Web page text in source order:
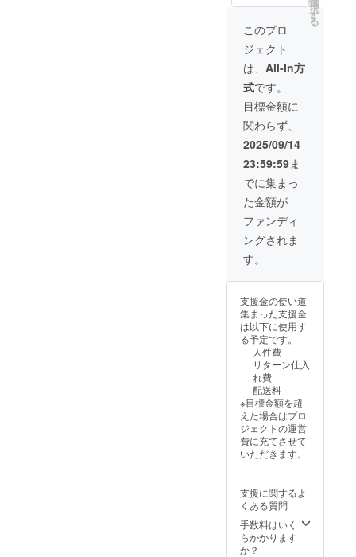
す。
公式サイ
ト：
https://aonci
a.jp/
E-mail：
help@aoncia
.jp
・
LumaFl
ow 本体
x1 ・リ
モコン
x1 ・リ
モコン
ホル
ダーx1
・日本
語取扱
い説明
書x1 ※9
月下旬
に配送
完了予
定で
す。 ※
ターン
税・送
料込み
の金額
です。
※本製品
は、
マーク
を含む
各種法
定表示
を適切
に表示
してお
TELEC
認証も
取得済
みで
モコン
x1 ・リ
モコン
ホル
ダーx1
・日本
語取扱
い説明
書x1 ※9
月中旬
に配送
完了予
定で
す。 ※
本製品
のリ
ターン
価格は
税・送
です。
は、
PSE
マーク
を含む
各種法
定表示
に表示
してお
り、
TELEC
認証も
取得済
みで
択
す
る
このプロ
ジェクト
は、 All-In方
式です。
目標金額に
関わらず、
2025/09/14
23:59:59ま
でに集まっ
た金額が
ファンディ
ングされま
す。
支援金の使い道
集まった支援金
は以下に使用す
る予定です。
人件費
リターン仕入
れ費
配送料
※目標金額を超
えた場合はプロ
ジェクトの運営
費に充てさせて
いただきます。
支援に関するよ
くある質問
手数料はいく
らかかります
か？